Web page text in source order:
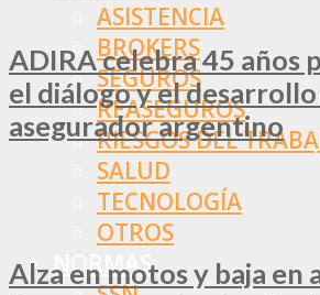
ASISTENCIA
BROKERS
SEGUROS
REASEGUROS
RIESGOS DEL
SALUD
TECNOLOGÍA
OTROS
NORMAS
ADIRA celebra 45 años
el diálogo y el
asegurador argentino
Alza en motos y baja en